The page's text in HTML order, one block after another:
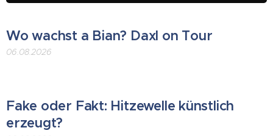
Wo wachst a Bian? Daxl on Tour
06.08.2026
Fake oder Fakt: Hitzewelle künstlich
erzeugt?